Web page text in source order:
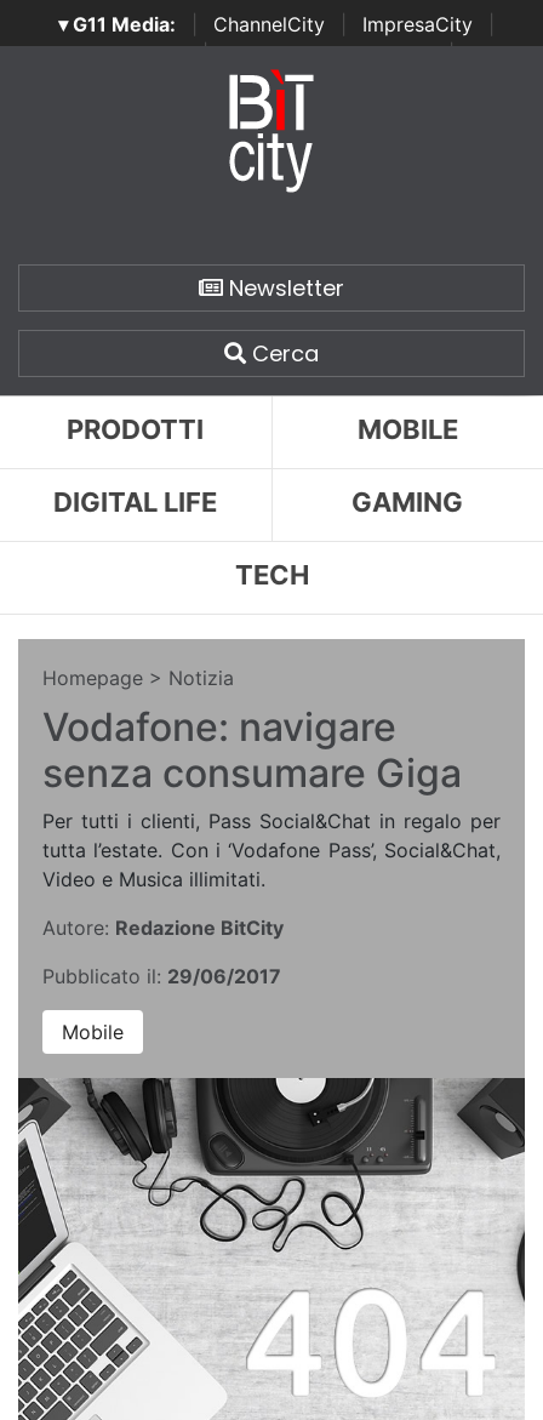
▾ G11 Media: ChannelCity ImpresaCity
SecurityOpenLab | Italian Channel Awards | Italian
Italian Security Awards
Newsletter
Cerca
PRODOTTI MOBILE
DIGITAL LIFE GAMING
TECH
Homepage > Notizia
Vodafone: navigare
senza consumare Giga
Per tutti i clienti, Pass Social&Chat in regalo per
tutta l’estate. Con i ‘Vodafone Pass’, Social&Chat,
Video e Musica illimitati.
Autore: Redazione BitCity
Pubblicato il: 29/06/2017
Mobile